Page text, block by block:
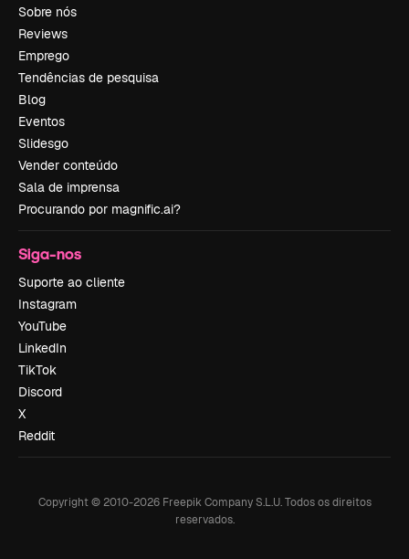
Sobre nós
Reviews
Emprego
Tendências de pesquisa
Blog
Eventos
Slidesgo
Vender conteúdo
Sala de imprensa
Procurando por magnific.ai?
Siga-nos
Suporte ao cliente
Instagram
YouTube
LinkedIn
TikTok
Discord
X
Reddit
Copyright © 2010-2026Freepik Company S.L.U. Todos os direitos
reservados.